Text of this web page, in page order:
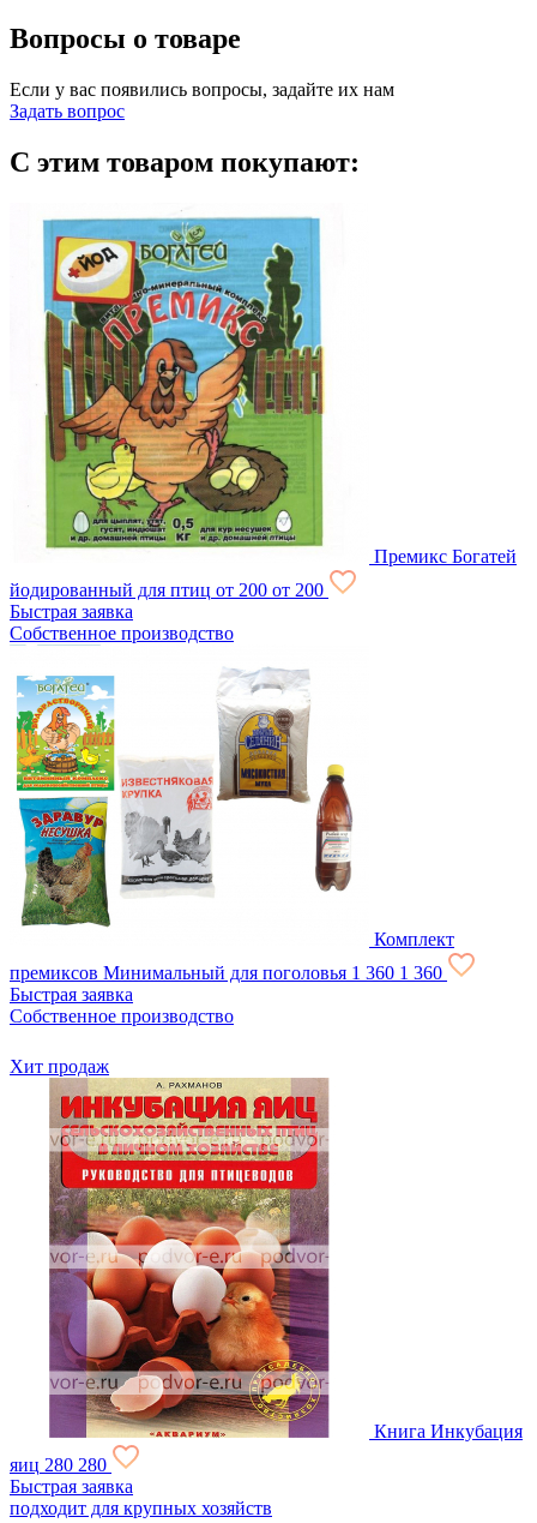
Вопросы о товаре
Если у вас появились вопросы, задайте их нам
Задать вопрос
С этим товаром покупают:
Премикс Богатей
йодированный для птиц от 200 от 200
Быстрая заявка
Собственное производство
Комплект
премиксов Минимальный для поголовья 1 360 1 360
Быстрая заявка
Собственное производство
Хит продаж
Книга Инкубация
яиц 280 280
Быстрая заявка
подходит для крупных хозяйств